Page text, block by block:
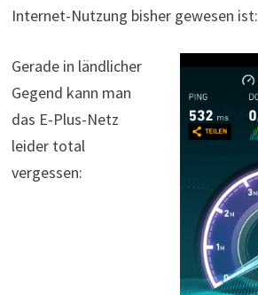
Internet-Nutzung bisher gewesen ist:
Gerade in ländlicher
Gegend kann man
das E-Plus-Netz
leider total
vergessen: